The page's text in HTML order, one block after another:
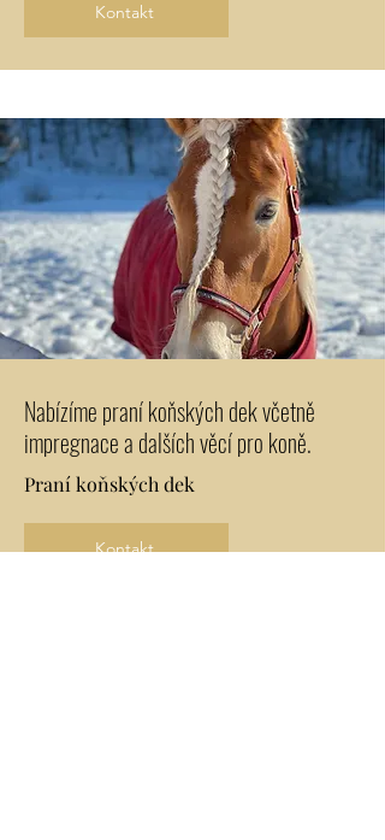
Kontakt
Nabízíme praní koňských dek včetně
impregnace a dalších věcí pro koně.
Praní koňských dek
Kontakt